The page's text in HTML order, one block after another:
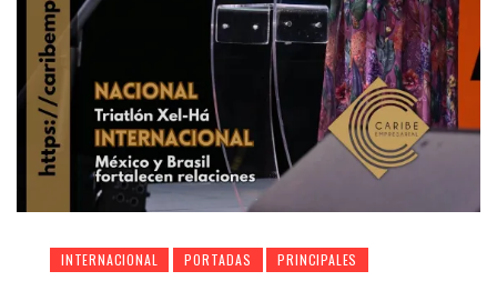
INTERNACIONAL PORTADAS PRINCIPALES